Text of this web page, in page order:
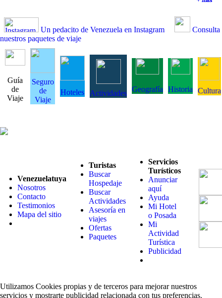
Un pedacito de Venezuela en Instagram
Consulta
nuestros paquetes de viaje
Guía
de
Viaje
Seguro
de
Viaje
Hoteles Actividades Geografía Historia Cultura
Venezuelatuya
Nosotros
Contacto
Testimonios
Mapa del sitio
Turistas
Buscar
Hospedaje
Buscar
Actividades
Asesoría en
viajes
Ofertas
Paquetes
Servicios
Turísticos
Anunciar
aquí
Ayuda
Mi Hotel
o Posada
Mi
Actividad
Turística
Publicidad
Utilizamos Cookies propias y de terceros para mejorar nuestros
servicios y mostrarte publicidad relacionada con tus preferencias.